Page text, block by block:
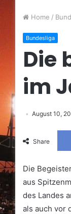
Home /
Bundesliga
Die
im
August 10,
Share
Die
aus
des Landes
als auch vor